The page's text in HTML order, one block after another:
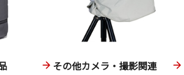
その他カメラ・撮影関連